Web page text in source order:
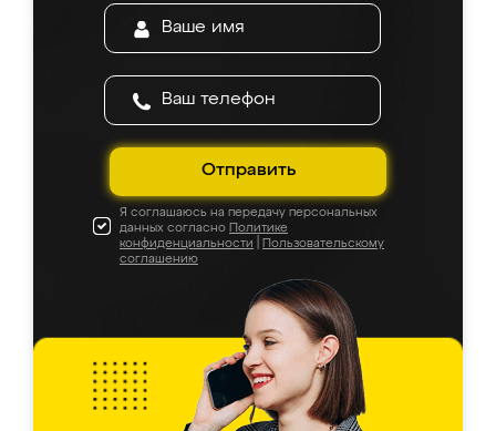
Отправить
Я соглашаюсь на передачу персональных
данных согласно Политике
конфиденциальности
Пользовательскому
соглашению